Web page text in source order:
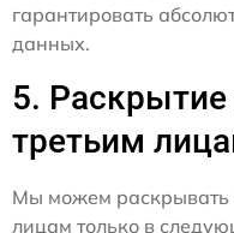
гарантировать
данных.
5.
третьим
Мы можем
лицам только в